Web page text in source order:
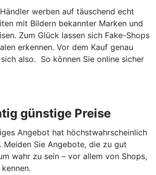
werben auf täuschend echt
mit Bildern bekannter Marken und
Zum Glück lassen sich Fake-Shops
erkennen. Vor dem Kauf genau
also. So können Sie online sicher
günstige Preise
Angebot hat höchstwahrscheinlich
Meiden Sie Angebote, die zu gut
wahr zu sein – vor allem von Shops,